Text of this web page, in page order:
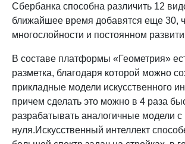
Сбербанка способна различить 12
ближайшее время добавятся еще 30,
многослойности и постоянном
В составе платформы «Геометрия»
разметка, благодаря которой можно
прикладные модели искусственного
причем сделать это можно в 4 раза
разрабатывать аналогичные модели с
нуля.Искусственный интеллект